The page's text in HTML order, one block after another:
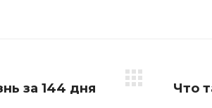
за 144 дня Что